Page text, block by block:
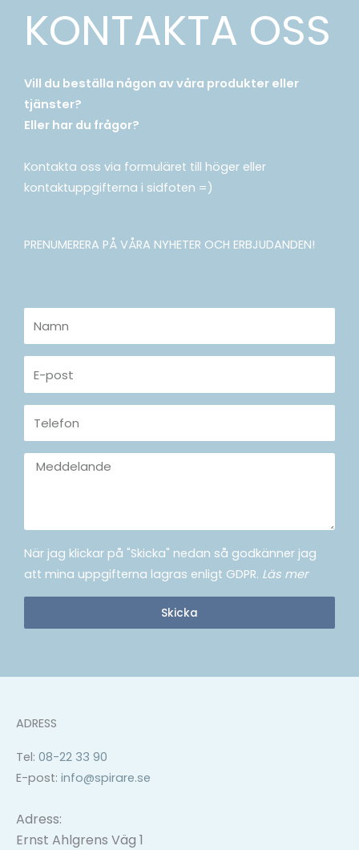
KONTAKTA OSS
Vill du beställa någon av våra produkter eller
tjänster?
Eller har du frågor?
Kontakta oss via formuläret till höger eller
kontaktuppgifterna i sidfoten =)
PRENUMERERA PÅ VÅRA NYHETER OCH ERBJUDANDEN!
post
Meddelande
När jag klickar på "Skicka" nedan så godkänner jag
att mina uppgifterna lagras enligt GDPR. Läs mer
Skicka
ADRESS
Tel: 08-22 33 90
E-post: info@spirare.se
Adress:
Ernst Ahlgrens Väg 1